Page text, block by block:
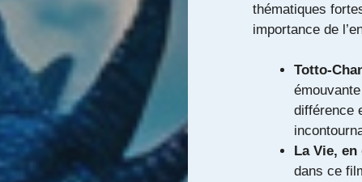
thématiques
importance de
Totto-
différence
La Vie, en
dans ce